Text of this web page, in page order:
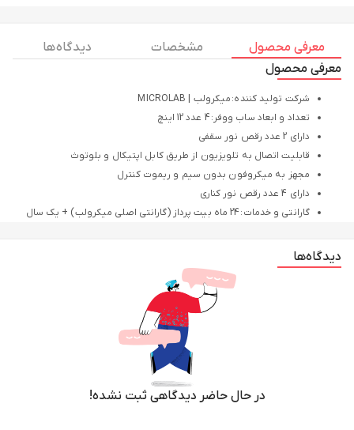
معرفی محصول مشخصات
دیدگاه ها
معرفی محصول
شرکت تولید کننده: میکرولب | MICROLAB
تعداد و ابعاد ساب ووفر: 4 عدد 12 اینچ
دارای 2 عدد رقص نور سقفی
قابلیت اتصال به تلویزیون از طریق کابل اپتیکال و بلوتوث
مجهز به میکروفون بدون سیم و ریموت کنترل
دارای 4 عدد رقص نور کناری
گارانتی و خدمات: 24 ماه بیت پرداز (گارانتی اصلی میکرولب) + یک سال
نحوه ارسال: ارسال فوری به سراسر کشوردیدگاه‌ها
در حال حاضر دیدگاهی ثبت نشده!